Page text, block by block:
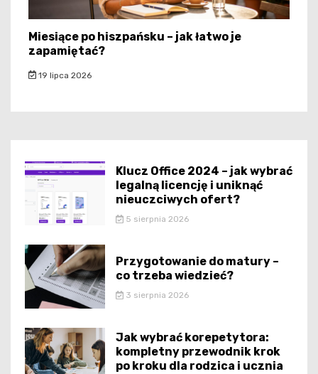
Miesiące po hiszpańsku – jak łatwo je
zapamiętać?
19 lipca 2026
Klucz Office 2024 – jak wybrać
legalną licencję i uniknąć
nieuczciwych ofert?
5 sierpnia 2026
Przygotowanie do matury –
co trzeba wiedzieć?
3 sierpnia 2026
Jak wybrać korepetytora:
kompletny przewodnik krok
po kroku dla rodzica i ucznia